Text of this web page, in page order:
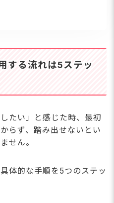
する流れは5ステッ
たい」と感じた時、最初
らず、踏み出せないとい
せん。
体的な手順を5つのステッ